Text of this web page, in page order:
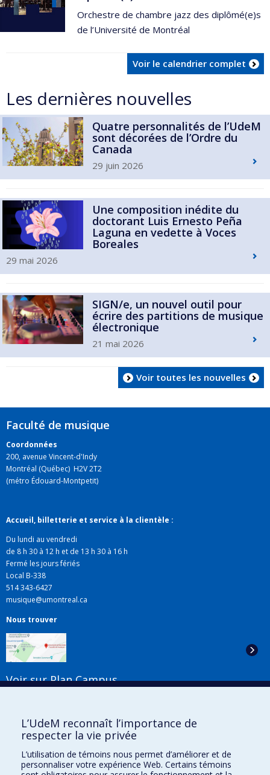
Orchestre de chambre jazz des diplômé(e)s
de l’Université de Montréal
Voir le calendrier complet
Les dernières nouvelles
Quatre personnalités de l’UdeM
sont décorées de l’Ordre du
Canada
29 juin 2026
Une composition inédite du
doctorant Luis Ernesto Peña
Laguna en vedette à Voces
Boreales
29 mai 2026
SIGN/e, un nouvel outil pour
écrire des partitions de musique
électronique
21 mai 2026
Voir toutes les nouvelles
Faculté de musique
Coordonnées
200, avenue Vincent-d'Indy
Montréal (Québec) H2V 2T2
(métro Édouard-Montpetit)
Accueil, billetterie et service à la clientèle :
Du lundi au vendredi
de 8 h 30 à 12 h et de 13 h 30 à 16 h
Fermé les jours fériés
Local B-338
514 343-6427
musique@umontreal.ca
Nous trouver
Voir sur Plan Campus
Liens utiles
L’UdeM reconnaît l’importance de
respecter la vie privée
L’utilisation de témoins nous permet d’améliorer et de
personnaliser votre expérience Web. Certains témoins